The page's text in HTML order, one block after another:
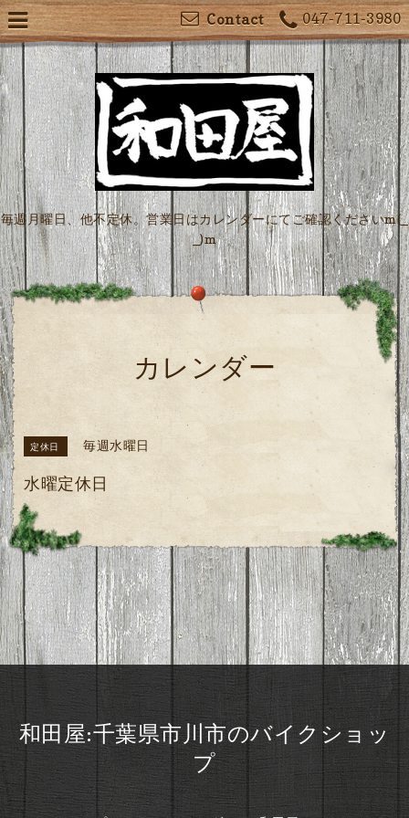
047-711-3980
Contact
毎週月曜日、他不定休。営業日はカレンダーにてご確認くださいm(_
_)m
カレンダー
定休日 毎週水曜日
水曜定休日
和田屋:千葉県市川市のバイクショッ
プ